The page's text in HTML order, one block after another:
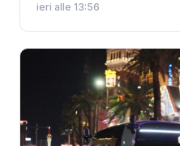
ieri alle 13:56